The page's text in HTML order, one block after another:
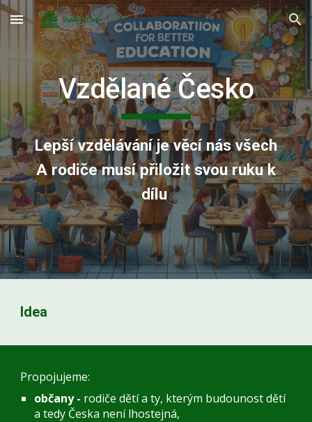
Skip to main content Skip to navigation
Vzdělané Česko
Lepší vzdělávání je věcí nás všech
A rodiče musí přiložit svou ruku k
dílu
Idea
Propojujeme:
občany - rodiče dětí a ty, kterým budounost dětí
a tedy Česka není lhostejná,